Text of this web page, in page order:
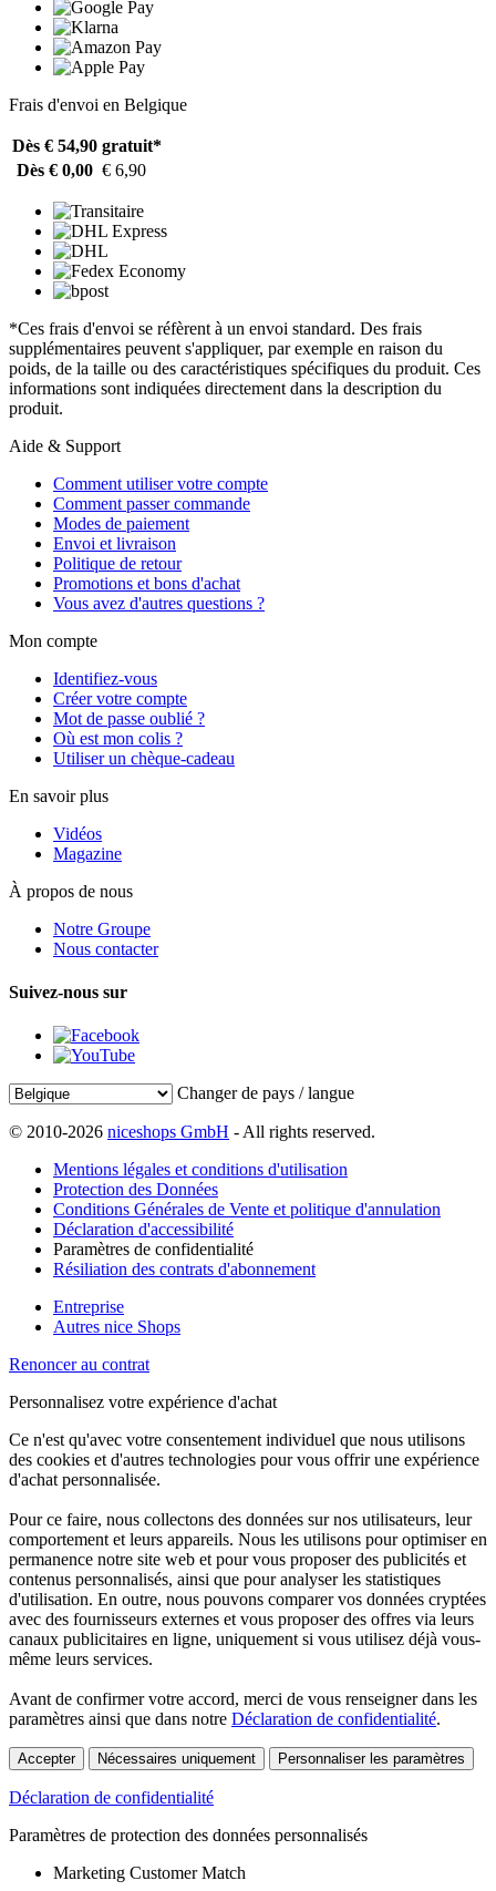
Frais d'envoi en Belgique
Dès € 54,90 gratuit*
Dès € 0,00 € 6,90
*Ces frais d'envoi se réfèrent à un envoi standard. Des frais
supplémentaires peuvent s'appliquer, par exemple en raison du
poids, de la taille ou des caractéristiques spécifiques du produit. Ces
informations sont indiquées directement dans la description du
produit.
Aide & Support
Comment utiliser votre compte
Comment passer commande
Modes de paiement
Envoi et livraison
Politique de retour
Promotions et bons d'achat
Vous avez d'autres questions ?
Mon compte
Identifiez-vous
Créer votre compte
Mot de passe oublié ?
Où est mon colis ?
Utiliser un chèque-cadeau
En savoir plus
Vidéos
Magazine
À propos de nous
Notre Groupe
Nous contacter
Suivez-nous sur
Changer de pays / langue
© 2010-2026 niceshops GmbH - All rights reserved.
Mentions légales et conditions d'utilisation
Protection des Données
Conditions Générales de Vente et politique d'annulation
Déclaration d'accessibilité
Paramètres de confidentialité
Résiliation des contrats d'abonnement
Entreprise
Autres nice Shops
Renoncer au contrat
Personnalisez votre expérience d'achat
Ce n'est qu'avec votre consentement individuel que nous utilisons
des cookies et d'autres technologies pour vous offrir une expérience
d'achat personnalisée.
Pour ce faire, nous collectons des données sur nos utilisateurs, leur
comportement et leurs appareils. Nous les utilisons pour optimiser en
permanence notre site web et pour vous proposer des publicités et
contenus personnalisés, ainsi que pour analyser les statistiques
d'utilisation. En outre, nous pouvons comparer vos données cryptées
avec des fournisseurs externes et vous proposer des offres via leurs
canaux publicitaires en ligne, uniquement si vous utilisez déjà vous-
même leurs services.
Avant de confirmer votre accord, merci de vous renseigner dans les
paramètres ainsi que dans notre Déclaration de confidentialité.
Accepter Nécessaires uniquement Personnaliser les paramètres
Déclaration de confidentialité
Paramètres de protection des données personnalisés
Marketing Customer Match